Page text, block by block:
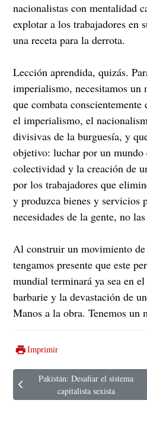
nacionalistas con mentalidad
explotar a los trabajadores en
una receta para la derrota.
Lección aprendida, quizás.
imperialismo, necesitamos un
que combata
el imperialismo, el
divisivas de la burguesía, y
objetivo: luchar por un mundo
colectividad y la creación de
por los trabajadores que
y produzca bienes y servicios
necesidades de la gente, no
Al construir un movimiento de
tengamos presente que este
mundial terminará ya sea en
barbarie y la devastación de
Manos a la obra. Tenemos un
Imprimir
Artículo anterior: Pakistán: Desafiar el
Pakistán: Desafiar el sistema
capitalista sexista